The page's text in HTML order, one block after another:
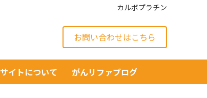
カルボプラチン
お問い合わせはこちら
サイトについて がんリファブログ